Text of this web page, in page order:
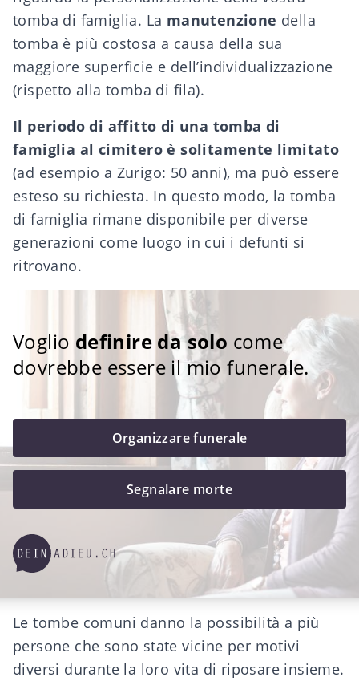
tomba di famiglia. La manutenzione della
tomba è più costosa a causa della sua
maggiore superficie e dell’individualizzazione
(rispetto alla tomba di fila).
Il periodo di affitto di una tomba di
famiglia al cimitero è solitamente limitato
(ad esempio a Zurigo: 50 anni), ma può essere
esteso su richiesta. In questo modo, la tomba
di famiglia rimane disponibile per diverse
generazioni come luogo in cui i defunti si
ritrovano.
Voglio definire da solo come
dovrebbe essere il mio funerale.
Organizzare funerale
Segnalare morte
Le tombe comuni danno la possibilità a più
persone che sono state vicine per motivi
diversi durante la loro vita di riposare insieme.